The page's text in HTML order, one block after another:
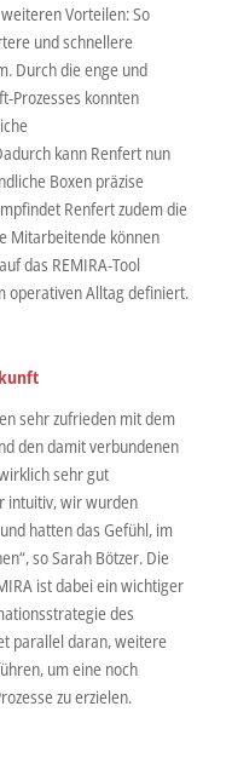
Vorteilen: So
und schnellere
Durch die enge und
Prozesses konnten
kann Renfert nun
Boxen präzise
Renfert zudem die
Mitarbeitende können
das REMIRA-Tool
operativen Alltag definiert.
sehr zufrieden mit dem
den damit verbundenen
sehr gut
intuitiv, wir wurden
hatten das Gefühl, im
so Sarah Bötzer. Die
ist dabei ein wichtiger
des
parallel daran, weitere
um eine noch
zu erzielen.